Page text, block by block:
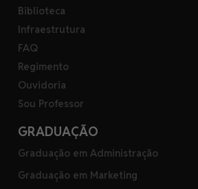
Biblioteca
Infraestrutura
FAQ
Regimento
Ouvidoria
Sou Professor
GRADUAÇÃO
Graduação em Administração
Graduação em Marketing